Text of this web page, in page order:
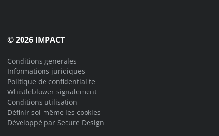
© 2026 IMPACT
Conditions generales
Informations juridiques
Politique de confidentialite
Whistleblower signalement
Conditions utilisation
Définir soi-même les cookies
Développé par Secure Design